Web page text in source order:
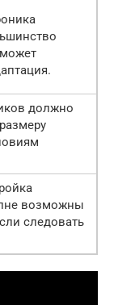
должно
возможны
следовать